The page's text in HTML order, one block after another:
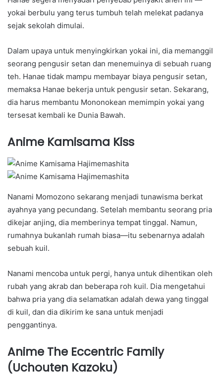
yokai berbulu yang terus tumbuh telah melekat padanya
sejak sekolah dimulai.
Dalam upaya untuk menyingkirkan yokai ini, dia memanggil
seorang pengusir setan dan menemuinya di sebuah ruang
teh. Hanae tidak mampu membayar biaya pengusir setan,
memaksa Hanae bekerja untuk pengusir setan. Sekarang,
dia harus membantu Mononokean memimpin yokai yang
tersesat kembali ke Dunia Bawah.
Anime Kamisama Kiss
Nanami Momozono sekarang menjadi tunawisma berkat
ayahnya yang pecundang. Setelah membantu seorang pria
dikejar anjing, dia memberinya tempat tinggal. Namun,
rumahnya bukanlah rumah biasa—itu sebenarnya adalah
sebuah kuil.
Nanami mencoba untuk pergi, hanya untuk dihentikan oleh
rubah yang akrab dan beberapa roh kuil. Dia mengetahui
bahwa pria yang dia selamatkan adalah dewa yang tinggal
di kuil, dan dia dikirim ke sana untuk menjadi
penggantinya.
Anime The Eccentric Family
(Uchouten Kazoku)